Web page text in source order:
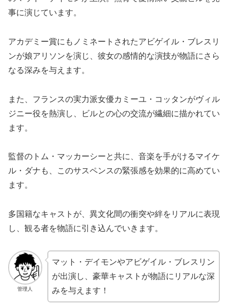
事に演じています。
アカデミー賞にもノミネートされたアビゲイル・ブレスリ
ンが娘アリソンを演じ、彼女の感情的な演技が物語にさら
なる深みを与えます。
また、フランスの実力派女優カミーユ・コッタンがヴィル
ジニー役を熱演し、ビルとの心の交流が繊細に描かれてい
ます。
監督のトム・マッカーシーと共に、音楽を手がけるマイケ
ル・ダナも、このサスペンスの緊張感を効果的に高めてい
ます。
多国籍なキャストが、異文化間の衝突や絆をリアルに表現
し、観る者を物語に引き込んでいきます。
管理人
マット・デイモンやアビゲイル・ブレスリン
が出演し、豪華キャストが物語にリアルな深
みを与えます！